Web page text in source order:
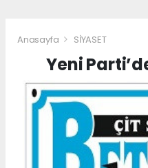
Anasayfa SİYASET
Yeni